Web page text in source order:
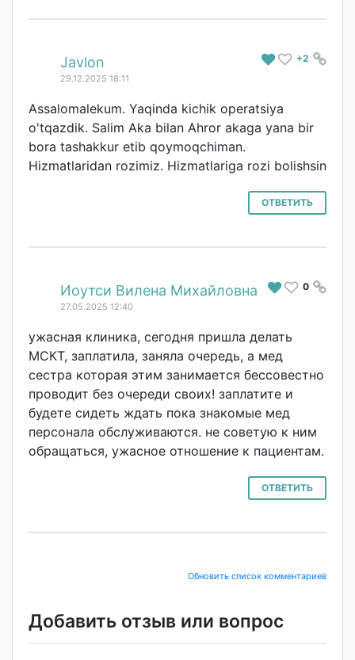
# +2
Javlon
29.12.2025 18:11
Assalomalekum. Yaqinda kichik operatsiya
o'tqazdik. Salim Aka bilan Ahror akaga yana bir
bora tashakkur etib qoymoqchiman.
Hizmatlaridan rozimiz. Hizmatlariga rozi bolishsin
ОТВЕТИТЬ
# 0
Иоутси Вилена Михайловна
27.05.2025 12:40
ужасная клиника, сегодня пришла делать
МСКТ, заплатила, заняла очередь, а мед
сестра которая этим занимается бессовестно
проводит без очереди своих! заплатите и
будете сидеть ждать пока знакомые мед
персонала обслуживаются. не советую к ним
обращаться, ужасное отношение к пациентам.
ОТВЕТИТЬ
Обновить список комментариев
Добавить отзыв или вопрос